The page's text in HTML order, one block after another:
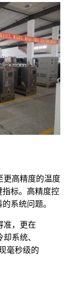
高精度的温度
标。高精度控
系统问题。
准，更在
系统、
毫秒级的